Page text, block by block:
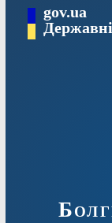
Перейтиgov.ua